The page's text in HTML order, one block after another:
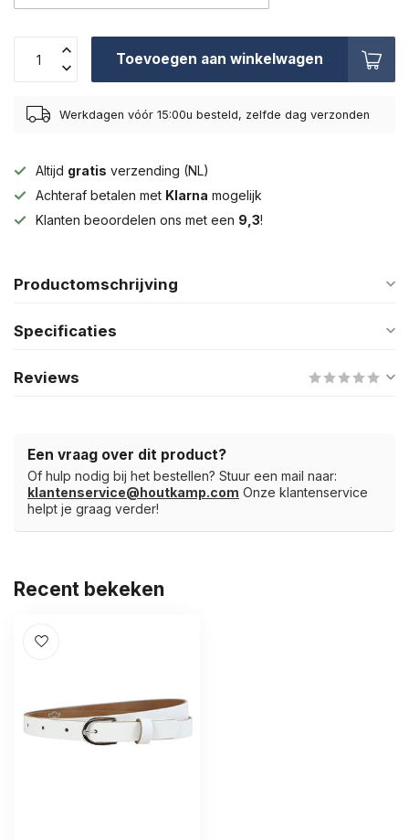
Toevoegen aan winkelwagen
Werkdagen vóór 15:00u besteld, zelfde dag verzonden
Altijd gratis verzending (NL)
Achteraf betalen met Klarna mogelijk
Klanten beoordelen ons met een 9,3!
Productomschrijving
Specificaties
Reviews
Een vraag over dit product?
Of hulp nodig bij het bestellen? Stuur een mail naar:
klantenservice@houtkamp.com Onze klantenservice
helpt je graag verder!
Recent bekeken